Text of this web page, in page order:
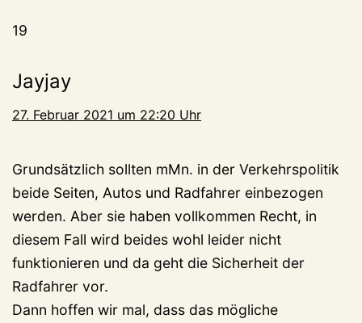
19
Jayjay
27. Februar 2021 um 22:20 Uhr
Grundsätzlich sollten mMn. in der Verkehrspolitik
beide Seiten, Autos und Radfahrer einbezogen
werden. Aber sie haben vollkommen Recht, in
diesem Fall wird beides wohl leider nicht
funktionieren und da geht die Sicherheit der
Radfahrer vor.
Dann hoffen wir mal, dass das mögliche